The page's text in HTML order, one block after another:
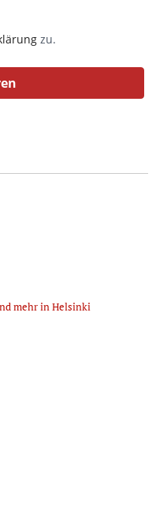
zu.
mehr in Helsinki